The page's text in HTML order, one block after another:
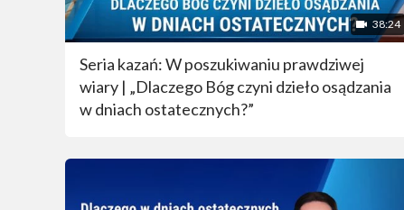
38:24
Seria kazań: W poszukiwaniu prawdziwej
wiary | „Dlaczego Bóg czyni dzieło osądzania
w dniach ostatecznych?”